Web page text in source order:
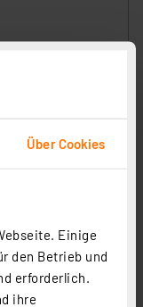
Über Cookies
Einige
den Betrieb und
erforderlich.
ihre
zu Versandkosten